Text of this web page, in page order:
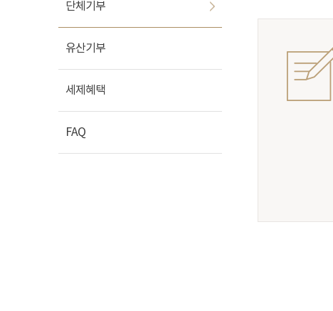
단체기부
유산기부
세제혜택
FAQ